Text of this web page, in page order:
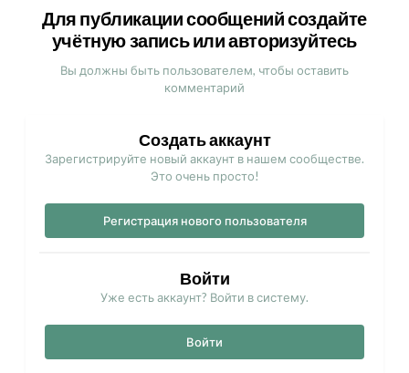
Для публикации сообщений создайте
учётную запись или авторизуйтесь
Вы должны быть пользователем, чтобы оставить
комментарий
Создать аккаунт
Зарегистрируйте новый аккаунт в нашем сообществе.
Это очень просто!
Регистрация нового пользователя
Войти
Уже есть аккаунт? Войти в систему.
Войти